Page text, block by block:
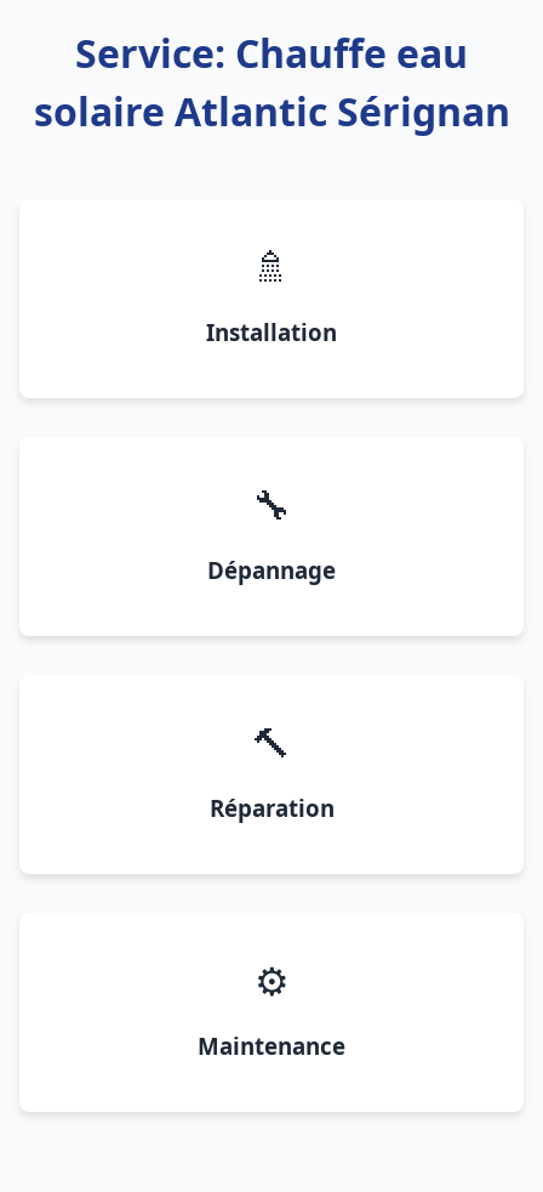
Service: Chauffe eau
solaire Atlantic Sérignan
🚿
Installation
🔧
Dépannage
🔨
Réparation
⚙️
Maintenance